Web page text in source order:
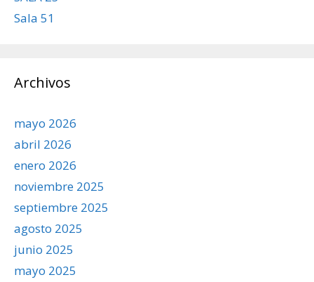
Sala 51
Archivos
mayo 2026
abril 2026
enero 2026
noviembre 2025
septiembre 2025
agosto 2025
junio 2025
mayo 2025